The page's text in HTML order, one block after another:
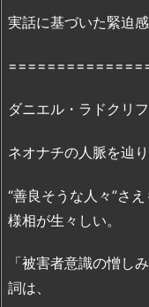
d
l
m
o
i
実話に基づいた緊迫
ダニエル・ラドクリ
ネオナチの人脈を辿
“善良そうな人々”さ
様相が生々しい。
「被害者意識の憎し
詞は、